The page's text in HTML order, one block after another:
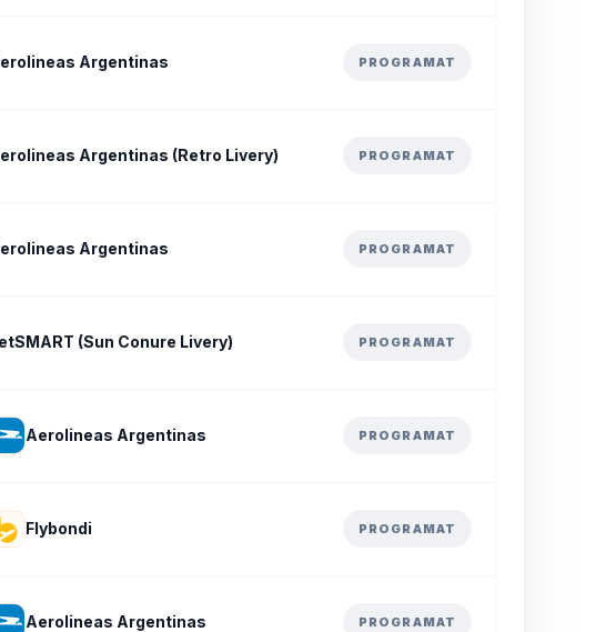
Argentinas PROGRAMAT
Argentinas (Retro Livery) PROGRAMAT
Argentinas PROGRAMAT
(Sun Conure Livery) PROGRAMAT
Aerolineas Argentinas PROGRAMAT
Flybondi PROGRAMAT
Aerolineas Argentinas PROGRAMAT